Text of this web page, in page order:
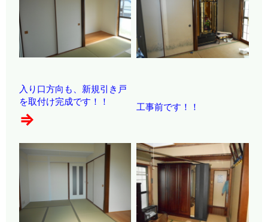
入り口方向も、新規引き戸
を取付け完成です！！
⇒
工事前です！！